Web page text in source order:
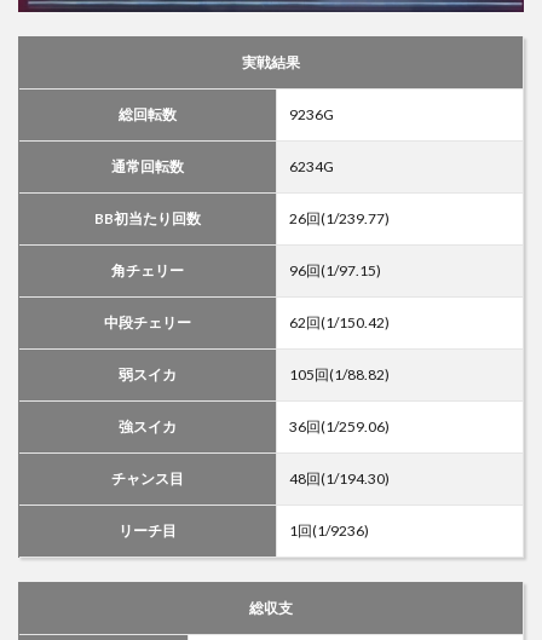
実戦結果
総回転数 9236G
通常回転数 6234G
BB初当たり回数 26回(1/239.77)
角チェリー 96回(1/97.15)
中段チェリー 62回(1/150.42)
弱スイカ 105回(1/88.82)
強スイカ 36回(1/259.06)
チャンス目 48回(1/194.30)
リーチ目 1回(1/9236)
総収支